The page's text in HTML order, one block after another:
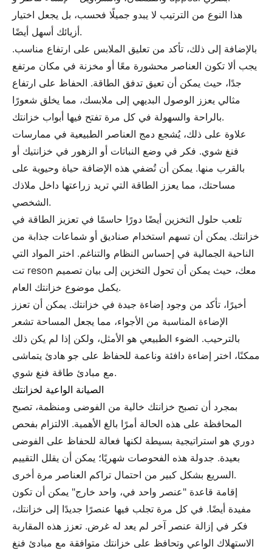
هذا النوع من الترتيب لا يبدو جميلًا فحسب، بل يجعل اختيار
أزيائك أسهل أيضًا.
بالإضافة إلى ذلك، تأكد من تعليق الملابس على ارتفاع مناسب.
يجب ألا تكون العناصر محشورة معًا أو مخزنة في مكان مرتفع
جدًا، حيث يمكن أن تعيق تدفق الطاقة. الحفاظ على ارتفاع
مثالي يعزز الوصول البديهي إلى ملابسك، مما يخلق شعورًا
بالراحة والسهولة في كل مرة تفتح فيها أبواب خزانتك.
علاوة على ذلك، يُشجع دمج العناصر الطبيعية في ممارسات
فنغ شوي. فكر في وضع النباتات أو الزهور في خزانتيك أو
بالقرب منها. يمكن أن تُضفي هذه الإضافة حياة وحيوية على
مساحتك، مما يعزز الطاقة التي تريد زراعتها داخل ملاذك
الشخصي.
تلعب حلول التخزين أيضًا دورًا حاسمًا في تعزيز الطاقة في
خزانتك. يمكن أن تسهم استخدام صناديق أو شماعات جذابة من
الناحية الجمالية في إحساس النظام والتناغم. اختر المواد التي
تت reson معك، حيث يمكن أن تحول التخزين إلى بيان تصميم
يكمل موضوع خزانتك العام.
أخيرًا، تأكد من وجود إضاءة جيدة في خزانتك. يمكن أن تعزز
الإضاءة المناسبة من الأجواء، مما يجعل المساحة تشعر
بالترحيب. الضوء الطبيعي هو الأمثل، ولكن إذا لم يكن ذلك
ممكنًا، اختر إضاءة دافئة وناعمة للحفاظ على جو هادئ يتماشى
مع مبادئ طاقة فنغ شوي.
الصيانة الواعية لخزانتك
بمجرد أن تصبح خزانتك خالية من الفوضى ومنظمة، تصبح
المحافظة على هذه الحالة أمرًا بالغ الأهمية. الالتزام بفحص
دوري هو استراتيجية بسيطة لكنها فعالة للحفاظ على الفوضى
بعيدة. جدولة هذه الفحوصات شهريًا؛ يمكن أن يقلل التقييم
السريع بشكل كبير من احتمال تراكم العناصر مرة أخرى.
إقامة قاعدة "عنصر واحد في، واحد خارج" يمكن أن تكون
مفيدة أيضًا. في كل مرة تجلب فيها عنصرًا جديدًا إلى خزانتك،
فكر في إزالة عنصر آخر لم يعد له غرض. تعزز هذه المقاربة
الاستهلاك الواعي وتحافظ على خزانتك متوافقة مع مبادئ فنغ